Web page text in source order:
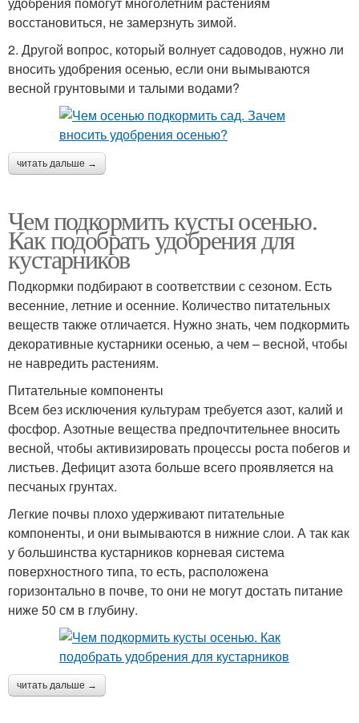
восстановиться, не замерзнуть зимой.
2. Другой вопрос, который волнует садоводов, нужно ли
вносить удобрения осенью, если они вымываются
весной грунтовыми и талыми водами?
читать дальше →
Чем подкормить кусты осенью.
Как подобрать удобрения для
кустарников
Подкормки подбирают в соответствии с сезоном. Есть
весенние, летние и осенние. Количество питательных
веществ также отличается. Нужно знать, чем подкормить
декоративные кустарники осенью, а чем – весной, чтобы
не навредить растениям.
Питательные компоненты
Всем без исключения культурам требуется азот, калий и
фосфор. Азотные вещества предпочтительнее вносить
весной, чтобы активизировать процессы роста побегов и
листьев. Дефицит азота больше всего проявляется на
песчаных грунтах.
Легкие почвы плохо удерживают питательные
компоненты, и они вымываются в нижние слои. А так как
у большинства кустарников корневая система
поверхностного типа, то есть, расположена
горизонтально в почве, то они не могут достать питание
ниже 50 см в глубину.
читать дальше →